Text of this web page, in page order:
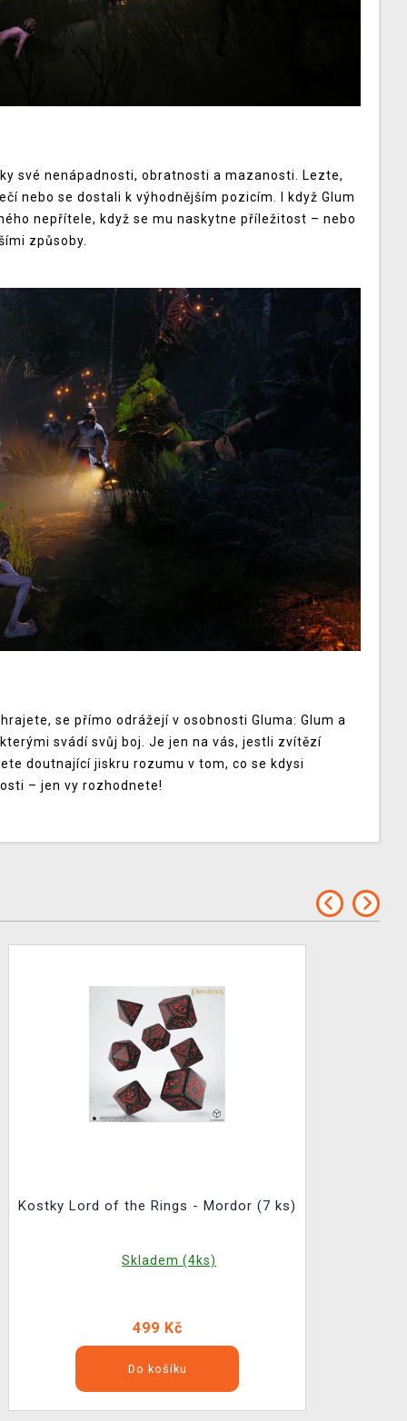
své nenápadnosti, obratnosti a mazanosti. Lezte,
nebo se dostali k výhodnějším pozicím. I když Glum
nepřítele, když se mu naskytne příležitost – nebo
způsoby.
se přímo odrážejí v osobnosti Gluma: Glum a
svádí svůj boj. Je jen na vás, jestli zvítězí
doutnající jiskru rozumu v tom, co se kdysi
– jen vy rozhodnete!
Kostky Lord of the Rings - Mordor (7 ks)
Skladem (4ks)
499 Kč
Do košíku